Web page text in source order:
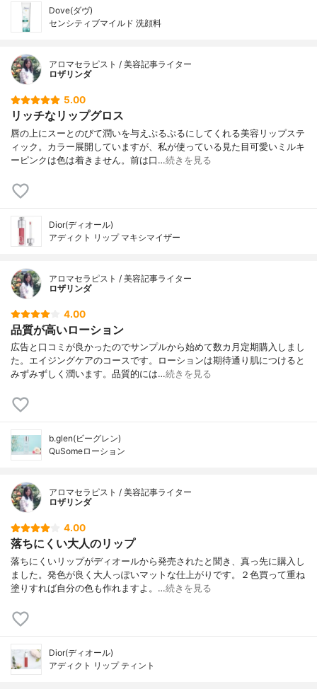
Dove(ダヴ)
センシティブマイルド 洗顔料
アロマセラピスト / 美容記事ライター
ロザリンダ
5.00
リッチなリップグロス
唇の上にスーとのびて潤いを与えぷるぷるにしてくれる美容リップステ
ィック。カラー展開していますが、私が使っている見た目可愛いミルキ
ーピンクは色は着きません。前は口…続きを見る
Dior(ディオール)
アディクト リップ マキシマイザー
アロマセラピスト / 美容記事ライター
ロザリンダ
4.00
品質が高いローション
広告と口コミが良かったのでサンプルから始めて数カ月定期購入しまし
た。エイジングケアのコースです。ローションは期待通り肌につけると
みずみずしく潤います。品質的には…続きを見る
b.glen(ビーグレン)
QuSomeローション
アロマセラピスト / 美容記事ライター
ロザリンダ
4.00
落ちにくい大人のリップ
落ちにくいリップがディオールから発売されたと聞き、真っ先に購入し
ました。発色が良く大人っぽいマットな仕上がりです。２色買って重ね
塗りすれば自分の色も作れますよ。…続きを見る
Dior(ディオール)
アディクト リップ ティント